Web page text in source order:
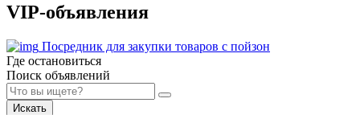
VIP-объявления
Посредник для закупки товаров с пойзон
Где остановиться
Поиск объявлений
Искать